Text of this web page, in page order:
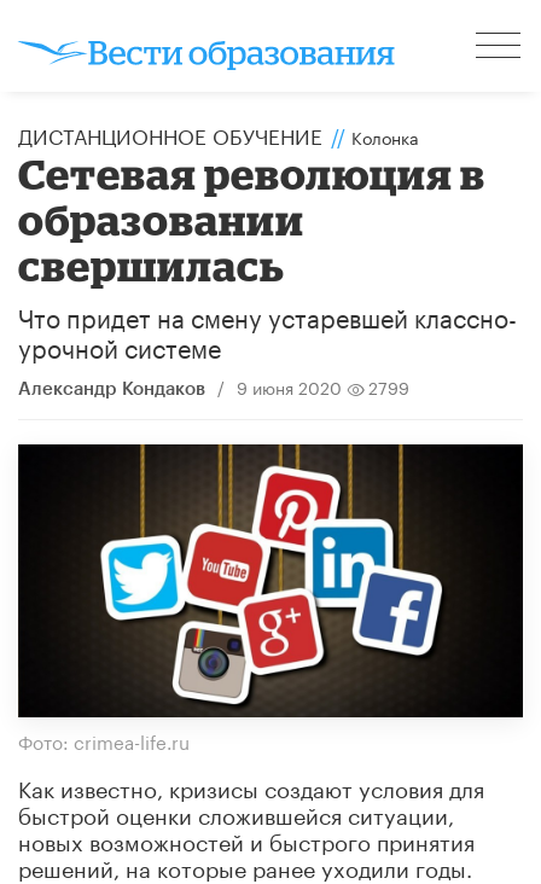
ДИСТАНЦИОННОЕ ОБУЧЕНИЕ // Колонка
Сетевая революция в
образовании
свершилась
Что придет на смену устаревшей классно-
урочной системе
Александр Кондаков / 9 июня 2020 2799
Фото: crimea-life.ru
Как известно, кризисы создают условия для
быстрой оценки сложившейся ситуации,
новых возможностей и быстрого принятия
решений, на которые ранее уходили годы.